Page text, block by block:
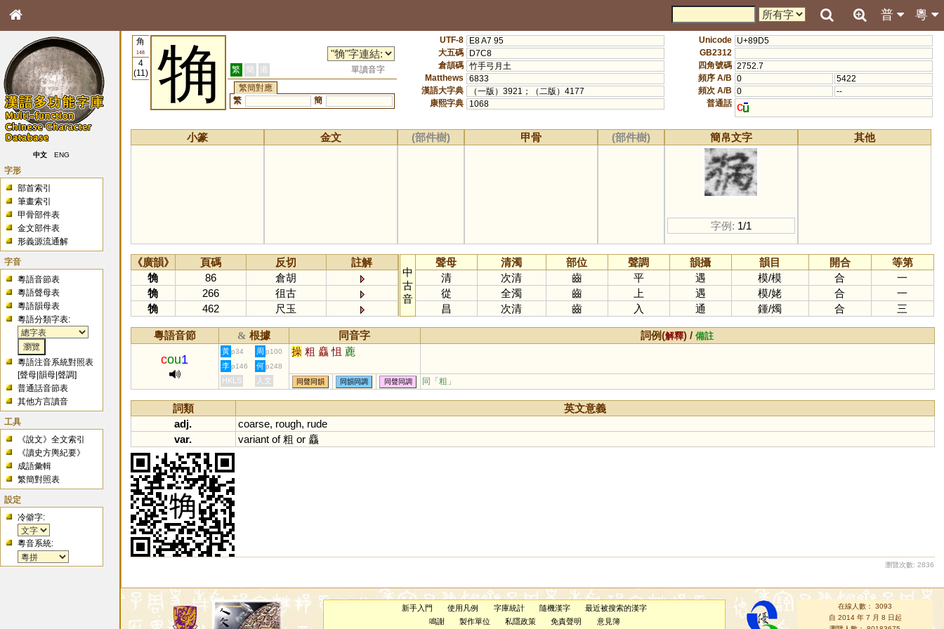
粵
普
中文 ENG
字形
部首索引
筆畫索引
甲骨部件表
金文部件表
形義源流通解
字音
粵語音節表
粵語聲母表
粵語韻母表
粵語分類字表:
粵語注音系統對照表
[聲母 |韻母 |聲調]
普通話音節表
其他方言讀音
工具
《說文》全文索引
《讀史方輿紀要》
成語彙輯
繁簡對照表
設定
冷僻字:
粵音系統:
角
148
4
(11)
觕 繁 簡 港
單讀音字
繁簡對應
繁
簡
UTF-8
E8 A7 95
大五碼
D7C8
倉頡碼 竹手弓月土
Matthews
6833
漢語大字典
（一版）3921；（二版）4177
康熙字典
1068
Unicode U+89D5
GB2312
四角號碼 2752.7
頻序 A/B 0
5422
頻次 A/B 0
--
普通話 c
小篆 金文 (部件樹) 甲骨 (部件樹) 簡帛文字
字例: 1/1
其他
《廣韻》 頁碼 反切
註解
觕
86
倉胡
觕
266
徂古
觕
462 尺玉
中
古
音
聲母 清濁 部位 聲調 韻攝 韻目 開合
等第
清
次清 齒 平 遇 模/模 合
一
從
全濁 齒 上 遇 模/姥 合
一
昌
次清 齒 入 通 鍾/燭 合 三
粵語音節 & 根據 同音字 詞例(解釋) /備註
cou1
黃 p34 周 p100 操 粗 麤 怚 蔍
李 p146 何 p248
HKLS 人文 同聲同韻 同韻同調 同聲同調 同「粗 」
詞類
英文意義
adj.
coarse, rough, rude
var.
variant of粗 or麤
瀏覽次數: 2836
新手入門 使用凡例 字庫統計 隨機漢字
最近被搜索的漢字
鳴謝
製作單位 私隱政策 免責聲明 意見簿
在線人數： 3093
自 2014 年 7 月 8 日起